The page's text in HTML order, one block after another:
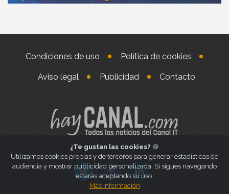
Condiciones de uso Política de cookies
Aviso legal Publicidad Contacto
¿Te gustan las cookies? 🍪
Utilizamos cookies propias y de terceros para generar estadísticas de
audiencia y mostrar publicidad personalizada. Si sigues navegando
estarás aceptando su uso.
Más información